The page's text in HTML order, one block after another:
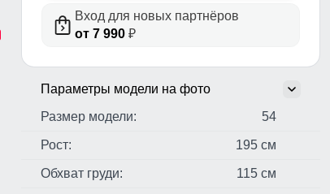
Вход для новых партнёров
от 7 990 ₽
Параметры модели на фото
Размер модели:
54
Рост: 195 см
Обхват груди: 115 см